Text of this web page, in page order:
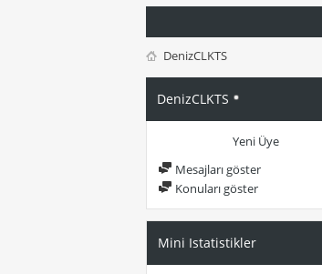
DenizCLKTS
DenizCLKTS
Yeni Üye
Mesajları göster
Konuları göster
Mini Istatistikler